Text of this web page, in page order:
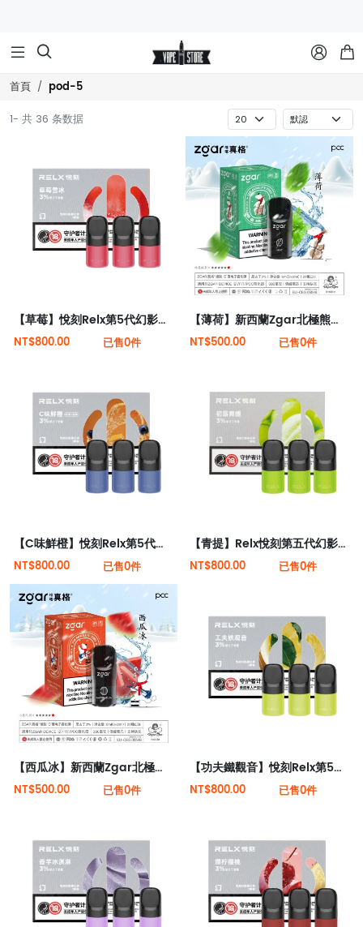
  
首頁 pod-5
1- 共 36 条数据
【草莓】悅刻Relx第5代幻影霧化煙彈
NT$800.00 已售0件
【薄荷】新西蘭Zgar北極熊煙彈（適配RELX 5代4代煙桿）
NT$500.00 已售0件
【C味鮮橙】悅刻Relx第5代幻影霧化煙彈
NT$800.00 已售0件
【青提】Relx悅刻第五代幻影霧化煙彈
NT$800.00 已售0件
【西瓜冰】新西蘭Zgar北極熊煙彈（適配RELX 5代4代煙桿）
NT$500.00 已售0件
【功夫鐵觀音】悅刻Relx第5代幻影霧化煙彈 幽蘭茶韻
NT$800.00 已售0件